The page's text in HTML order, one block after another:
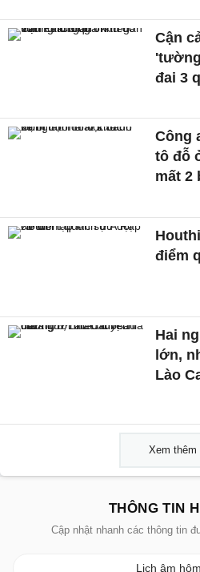
Cận
đai 3
Công
tô đỗ
mất 2
điểm
Hai
lớn,
Lào
Xem thêm
THÔNG TIN
Cập nhật nhanh các thông tin
Lịch âm